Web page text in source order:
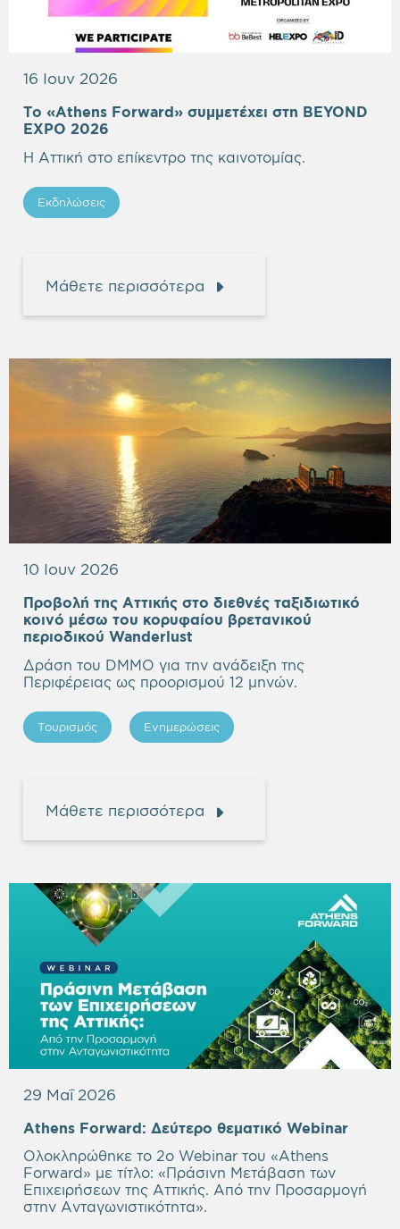
16 Ιουν 2026
Το «Athens Forward» συμμετέχει στη BEYOND
EXPO 2026
Η Αττική στο επίκεντρο της καινοτομίας.
Εκδηλώσεις
Μάθετε περισσότερα
10 Ιουν 2026
Προβολή της Αττικής στο διεθνές ταξιδιωτικό
κοινό μέσω του κορυφαίου βρετανικού
περιοδικού Wanderlust
Δράση του DMMO για την ανάδειξη της
Περιφέρειας ως προορισμού 12 μηνών.
Τουρισμός Ενημερώσεις
Μάθετε περισσότερα
29 Μαΐ 2026
Athens Forward: Δεύτερο θεματικό Webinar
Ολοκληρώθηκε το 2ο Webinar του «Athens
Forward» με τίτλο: «Πράσινη Μετάβαση των
Επιχειρήσεων της Αττικής. Από την Προσαρμογή
στην Ανταγωνιστικότητα».